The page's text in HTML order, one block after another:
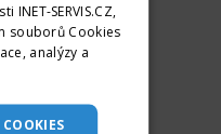
INET-SERVIS.CZ,
souborů Cookies
analýzy a